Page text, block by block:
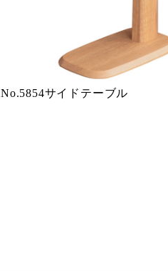
No.5854サイドテーブル